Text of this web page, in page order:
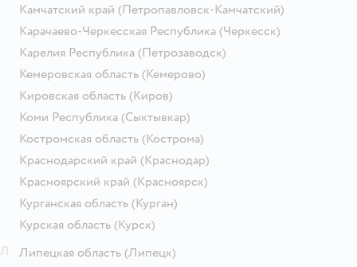
Камчатский край (Петропавловск-Камчатский)
Карачаево-Черкесская Республика (Черкесск)
Карелия Республика (Петрозаводск)
Кемеровская область (Кемерово)
Кировская область (Киров)
Коми Республика (Сыктывкар)
Костромская область (Кострома)
Краснодарский край (Краснодар)
Красноярский край (Красноярск)
Курганская область (Курган)
Курская область (Курск)
Липецкая область (Липецк)